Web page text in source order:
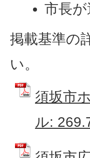
市長
掲載基準の
い。
須坂市
ル: